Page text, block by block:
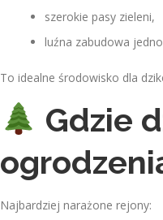
szerokie pasy zieleni,
luźna zabudowa
To idealne środowisko dla
Gdzie
Najbardziej narażone rejony: